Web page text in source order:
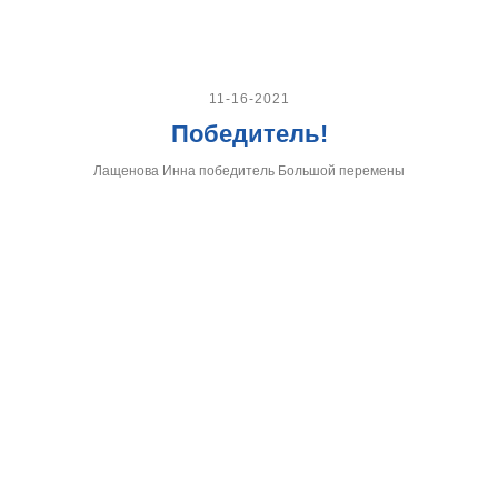
11-16-2021
Победитель!
Лащенова Инна победитель Большой перемены